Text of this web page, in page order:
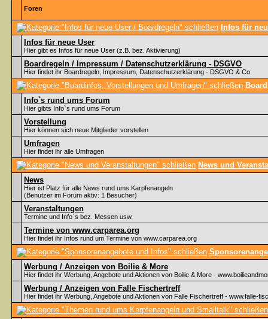
Foren
Infos für
Infos für neue User
Hier gibt es Infos für neue User (z.B. bez. Aktivierung)
Boardregeln / Impressum / Datenschutzerklärung - DSGVO
Hier findet ihr Boardregeln, Impressum, Datenschutzerklärung - DSGVO & Co.
Info`s rund ums Forum
Hier gibts Info`s rund ums Forum
Vorstellung
Hier können sich neue Mitglieder vorstellen
Umfragen
Hier findet ihr alle Umfragen
News und
News
Hier ist Platz für alle News rund ums Karpfenangeln
(Benutzer im Forum aktiv: 1 Besucher)
Veranstaltungen
Termine und Info`s bez. Messen usw.
Termine von www.carparea.org
Hier findet ihr Infos rund um Termine von www.carparea.org
Werbung / Anzeigen von Boilie & More
Hier findet ihr Werbung, Angebote und Aktionen von Boilie & More -
Werbung / Anzeigen von Falle Fischertreff
Hier findet ihr Werbung, Angebote und Aktionen von Falle Fischertreff - www.falle-